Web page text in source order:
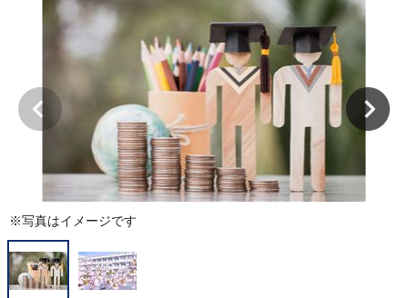
※写真はイメージです